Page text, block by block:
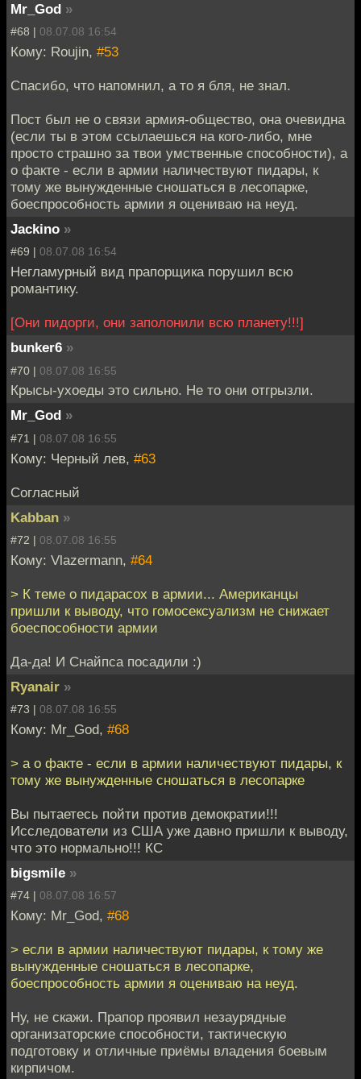
Mr_God »
#68 | 08.07.08 16:54
Кому: Roujin, #53
Cпасибо, что напомнил, а то я бля, не знал.
Пост был не о связи армия-общество, она очевидна
(если ты в этом ссылаешься на кого-либо, мне
просто страшно за твои умственные способности), а
о факте - если в армии наличествуют пидары, к
тому же вынужденные сношаться в лесопарке,
боеспрособность армии я оцениваю на неуд.
Jackino »
#69 | 08.07.08 16:54
Негламурный вид прапорщика порушил всю
романтику.
[Они пидорги, они заполонили всю планету!!!]
bunker6 »
#70 | 08.07.08 16:55
Крысы-ухоеды это сильно. Не то они отгрызли.
Mr_God »
#71 | 08.07.08 16:55
Кому: Черный лев, #63
Согласный
Kabban »
#72 | 08.07.08 16:55
Кому: Vlazermann, #64
> К теме о пидарасох в армии... Американцы
пришли к выводу, что гомосексуализм не снижает
боеспособности армии
Да-да! И Снайпса посадили :)
Ryanair »
#73 | 08.07.08 16:55
Кому: Mr_God, #68
> а о факте - если в армии наличествуют пидары, к
тому же вынужденные сношаться в лесопарке
Вы пытаетесь пойти против демократии!!!
Исследователи из США уже давно пришли к выводу,
что это нормально!!! КС
bigsmile »
#74 | 08.07.08 16:57
Кому: Mr_God, #68
> если в армии наличествуют пидары, к тому же
вынужденные сношаться в лесопарке,
боеспрособность армии я оцениваю на неуд.
Ну, не скажи. Прапор проявил незаурядные
организаторские способности, тактическую
подготовку и отличные приёмы владения боевым
кирпичом.